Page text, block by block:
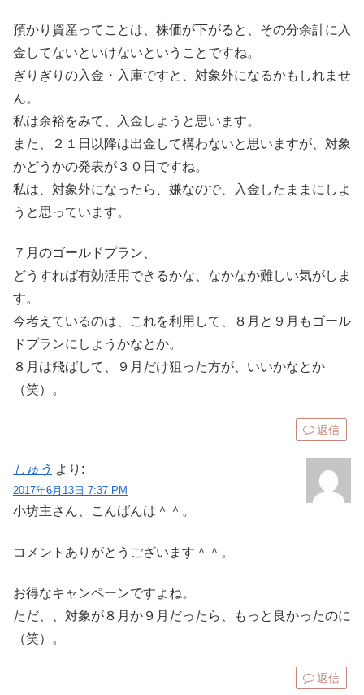
預かり資産ってことは、株価が下がると、その分余計に入
金してないといけないということですね。
ぎりぎりの入金・入庫ですと、対象外になるかもしれませ
ん。
私は余裕をみて、入金しようと思います。
また、２１日以降は出金して構わないと思いますが、対象
かどうかの発表が３０日ですね。
私は、対象外になったら、嫌なので、入金したままにしよ
うと思っています。
７月のゴールドプラン、
どうすれば有効活用できるかな、なかなか難しい気がしま
す。
今考えているのは、これを利用して、８月と９月もゴール
ドプランにしようかなとか。
８月は飛ばして、９月だけ狙った方が、いいかなとか
（笑）。
返信
しゅう より:
2017年6月13日 7:37 PM
小坊主さん、こんばんは＾＾。
コメントありがとうございます＾＾。
お得なキャンペーンですよね。
ただ、、対象が８月か９月だったら、もっと良かったのに
（笑）。
返信